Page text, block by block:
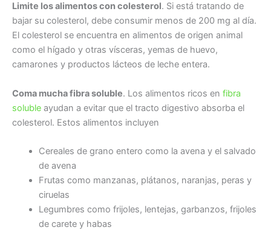
Limite los alimentos con colesterol. Si está tratando de
bajar su colesterol, debe consumir menos de 200 mg al día.
El colesterol se encuentra en alimentos de origen animal
como el hígado y otras vísceras, yemas de huevo,
camarones y productos lácteos de leche entera.
Coma mucha fibra soluble. Los alimentos ricos en fibra
soluble ayudan a evitar que el tracto digestivo absorba el
colesterol. Estos alimentos incluyen
Cereales de grano entero como la avena y el salvado
de avena
Frutas como manzanas, plátanos, naranjas, peras y
ciruelas
Legumbres como frijoles, lentejas, garbanzos, frijoles
de carete y habas